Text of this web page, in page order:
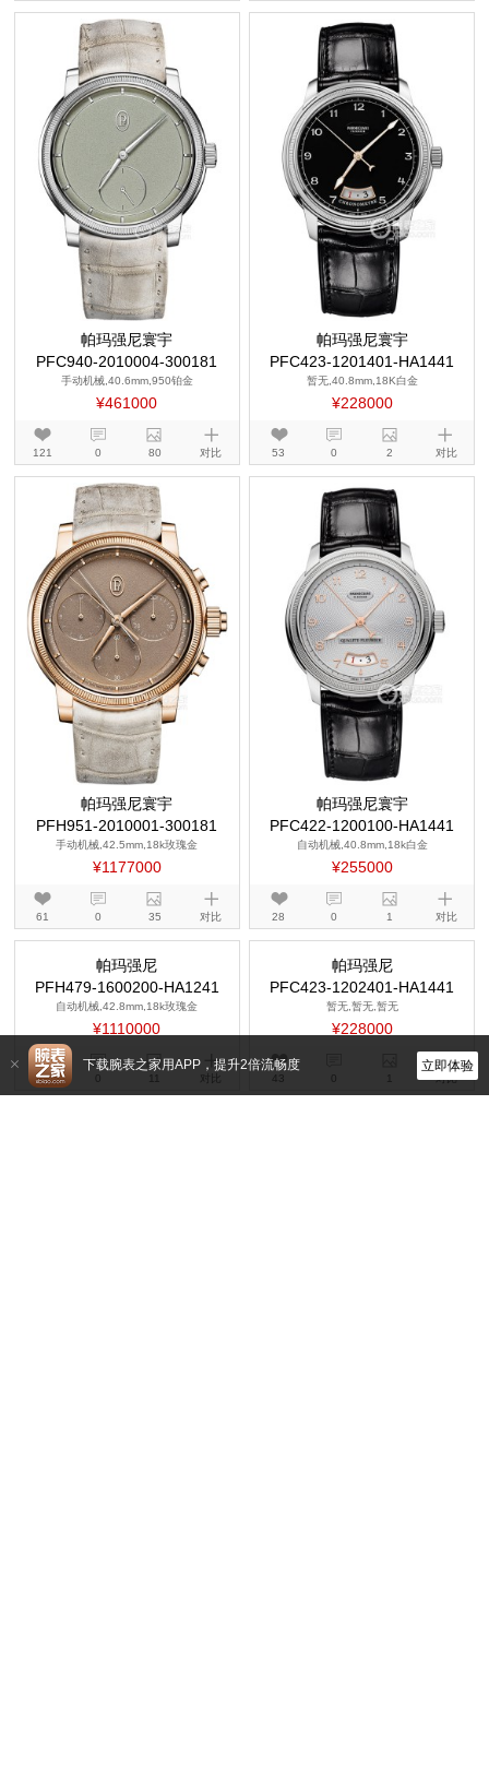
帕玛强尼寰宇
PFC940-2010004-300181
手动机械,40.6mm,950铂金
¥461000
121 0 80 对比
帕玛强尼寰宇
PFC423-1201401-HA1441
暂无,40.8mm,18K白金
¥228000
53 0 2 对比
帕玛强尼寰宇
PFH951-2010001-300181
手动机械,42.5mm,18k玫瑰金
¥1177000
61 0 35 对比
帕玛强尼寰宇
PFC422-1200100-HA1441
自动机械,40.8mm,18k白金
¥255000
28 0 1 对比
下载腕表之家用APP，提升2倍流畅度 立即体验